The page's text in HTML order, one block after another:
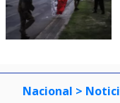
Nacional >